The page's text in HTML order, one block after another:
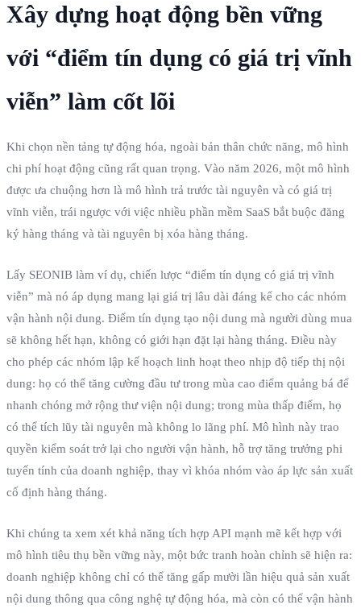
Xây dựng hoạt động bền vững
với “điểm tín dụng có giá trị vĩnh
viễn” làm cốt lõi
Khi chọn nền tảng tự động hóa, ngoài bản thân chức năng, mô hình
chi phí hoạt động cũng rất quan trọng. Vào năm 2026, một mô hình
được ưa chuộng hơn là mô hình trả trước tài nguyên và có giá trị
vĩnh viễn, trái ngược với việc nhiều phần mềm SaaS bắt buộc đăng
ký hàng tháng và tài nguyên bị xóa hàng tháng.
Lấy SEONIB làm ví dụ, chiến lược “điểm tín dụng có giá trị vĩnh
viễn” mà nó áp dụng mang lại giá trị lâu dài đáng kể cho các nhóm
vận hành nội dung. Điểm tín dụng tạo nội dung mà người dùng mua
sẽ không hết hạn, không có giới hạn đặt lại hàng tháng. Điều này
cho phép các nhóm lập kế hoạch linh hoạt theo nhịp độ tiếp thị nội
dung: họ có thể tăng cường đầu tư trong mùa cao điểm quảng bá để
nhanh chóng mở rộng thư viện nội dung; trong mùa thấp điểm, họ
có thể tích lũy tài nguyên mà không lo lãng phí. Mô hình này trao
quyền kiểm soát trở lại cho người vận hành, hỗ trợ tăng trưởng phi
tuyến tính của doanh nghiệp, thay vì khóa nhóm vào áp lực sản xuất
cố định hàng tháng.
Khi chúng ta xem xét khả năng tích hợp API mạnh mẽ kết hợp với
mô hình tiêu thụ bền vững này, một bức tranh hoàn chỉnh sẽ hiện ra:
doanh nghiệp không chỉ có thể tăng gấp mười lần hiệu quả sản xuất
nội dung thông qua công nghệ tự động hóa, mà còn có thể vận hành